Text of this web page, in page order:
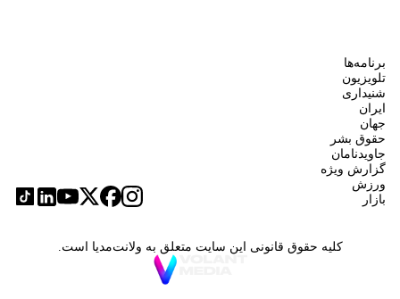
برنامه‌ها
تلویزیون
شنیداری
ایران
جهان
حقوق بشر
جاویدنامان
گزارش ویژه
ورزش
بازار
کلیه حقوق قانونی این سایت متعلق به ولانت‌مدیا است.